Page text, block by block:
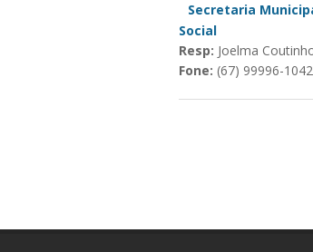
Secretaria
Social
Resp: Joelma
Fone: (67) 99996-1042